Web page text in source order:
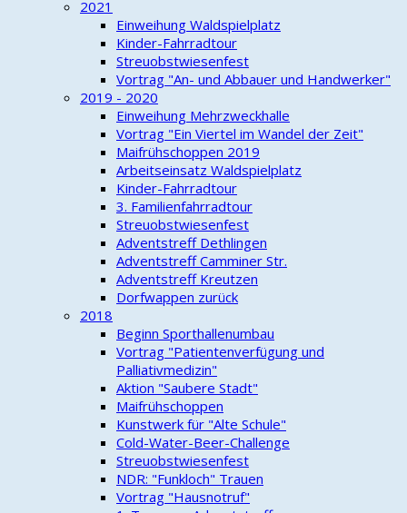
2021
Einweihung Waldspielplatz
Kinder-Fahrradtour
Streuobstwiesenfest
Vortrag "An- und Abbauer und Handwerker"
2019 - 2020
Einweihung Mehrzweckhalle
Vortrag "Ein Viertel im Wandel der Zeit"
Maifrühschoppen 2019
Arbeitseinsatz Waldspielplatz
Kinder-Fahrradtour
3. Familienfahrradtour
Streuobstwiesenfest
Adventstreff Dethlingen
Adventstreff Camminer Str.
Adventstreff Kreutzen
Dorfwappen zurück
2018
Beginn Sporthallenumbau
Vortrag "Patientenverfügung und
Palliativmedizin"
Aktion "Saubere Stadt"
Maifrühschoppen
Kunstwerk für "Alte Schule"
Cold-Water-Beer-Challenge
Streuobstwiesenfest
NDR: "Funkloch" Trauen
Vortrag "Hausnotruf"